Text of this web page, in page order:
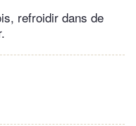
refroidir dans de